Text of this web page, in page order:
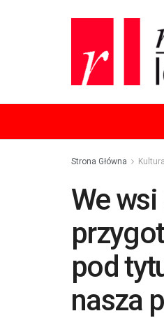
Strona Główna Kultura
We
pod
nasza